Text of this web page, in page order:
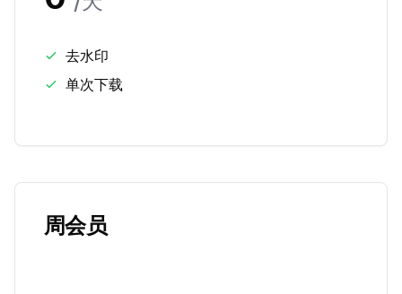
去水印
单次下载
周会员